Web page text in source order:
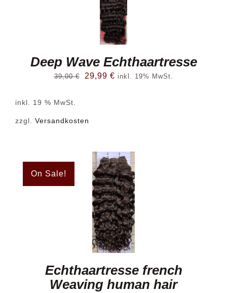
Deep Wave Echthaartresse
39,00€
Ursprünglicher
39,00 €
29,99 €Aktueller
inkl. 19% MwSt.
inkl. 19 % MwSt.
zzgl. Versandkosten
On Sale!
Echthaartresse french
Weaving human hair